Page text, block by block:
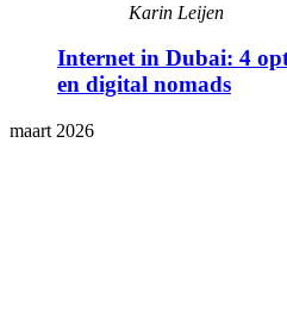
Karin Leijen
Internet in Dubai: 4
en digital nomads
maart 2026